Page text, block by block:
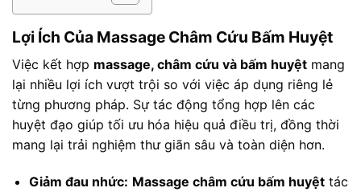
Lợi Ích Của Massage Châm Cứu Bấm Huyệt
Việc kết hợp massage, châm cứu và bấm huyệt mang
lại nhiều lợi ích vượt trội so với việc áp dụng riêng lẻ
từng phương pháp. Sự tác động tổng hợp lên các
huyệt đạo giúp tối ưu hóa hiệu quả điều trị, đồng thời
mang lại trải nghiệm thư giãn sâu và toàn diện hơn.
Giảm đau nhức: Massage châm cứu bấm huyệttác